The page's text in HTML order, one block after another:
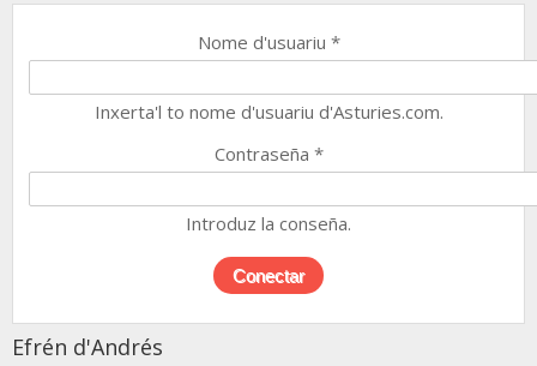
Nome d'usuariu *
Inxerta'l to nome d'usuariu d'Asturies.com.
Contraseña *
Introduz la conseña.
Efrén d'Andrés